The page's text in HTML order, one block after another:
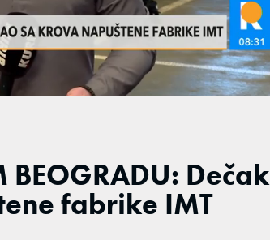
Dečak
fabrike IMT